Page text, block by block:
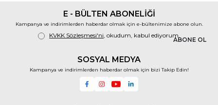
E - BÜLTEN ABONELİĞİ
Kampanya ve indirimlerden haberdar olmak için e-bültenimize abone olun.
ABONE OL
KVKK Sözleşmesi'ni , okudum, kabul ediyorum.
SOSYAL MEDYA
Kampanya ve indirimlerden haberdar olmak için bizi Takip Edin!